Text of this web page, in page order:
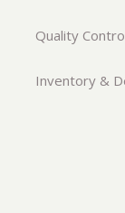
Quality
Inventory &